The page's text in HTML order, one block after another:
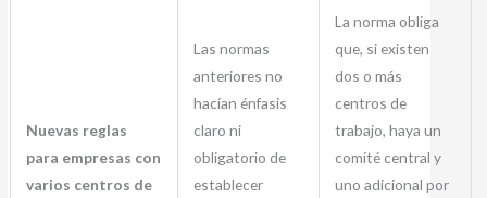
Nuevas reglas
para empresas con
varios centros de
Las normas
anteriores no
hacían énfasis
claro ni
obligatorio de
establecer
La norma obliga
que, si existen
dos o más
centros de
trabajo, haya un
comité central y
uno adicional por